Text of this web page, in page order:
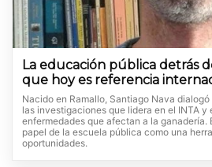
La educación pública detrás
que hoy es referencia
Nacido en Ramallo, Santiago Nava
las investigaciones que lidera en el INTA y
enfermedades que afectan a la ganadería.
papel de la escuela pública como una
oportunidades.